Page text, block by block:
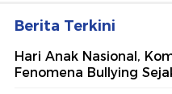
Berita Terkini
Hari Anak Nasional,
Fenomena Bullying